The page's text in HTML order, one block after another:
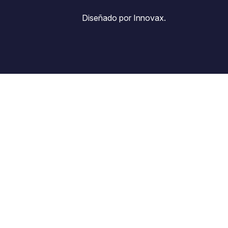
Diseñado por Innovax.